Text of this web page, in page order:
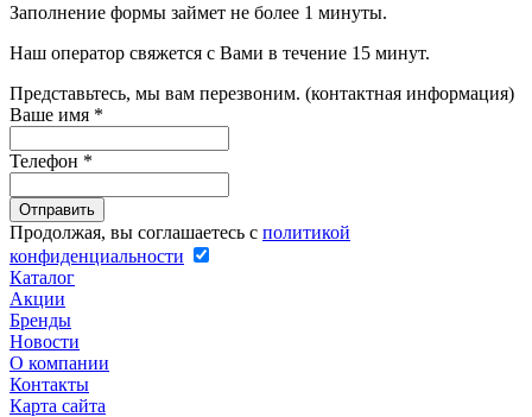
Заполнение формы займет не более 1 минуты.
Наш оператор свяжется с Вами в течение 15 минут.
Представьтесь, мы вам перезвоним. (контактная информация)
Ваше имя *
Телефон *
Продолжая, вы соглашаетесь с политикой
конфиденциальности
Каталог
Акции
Бренды
Новости
О компании
Контакты
Карта сайта